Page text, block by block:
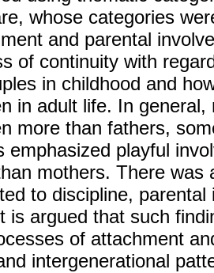
whose categories
and parental
of continuity with
in childhood and
in adult life. In
more than fathers,
emphasized playful
mothers. There was
to discipline,
is argued that such
of attachment
intergenerational